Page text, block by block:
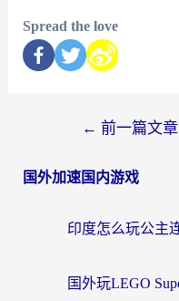
Spread the love
← 前一篇文章
国外加速国内游戏